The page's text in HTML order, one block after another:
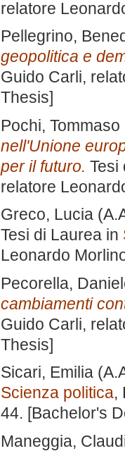
relatore
Pellegrino,
geopolitica e
Guido Carli,
Thesis]
Pochi, Tommaso
nell'Unione
per il futuro. Tesi
relatore
Greco, Lucia
Tesi di Laurea in
Leonardo
Pecorella,
cambiamenti
Guido Carli,
Thesis]
Sicari, Emilia
Scienza politica,
44. [Bachelor's
Maneggia,